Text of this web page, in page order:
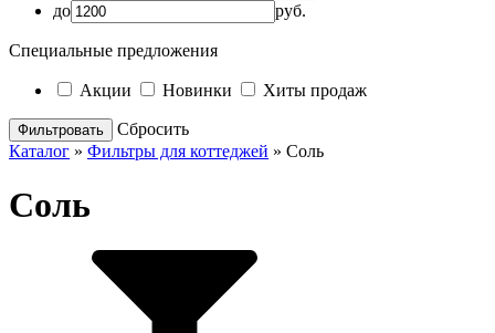
до
руб.
Специальные предложения
Акции Новинки Хиты продаж
Cбросить
Каталог » Фильтры для коттеджей » Соль
Соль